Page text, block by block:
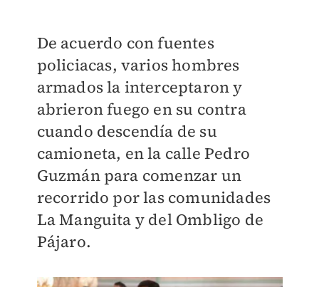
De acuerdo con fuentes
policiacas, varios hombres
armados la interceptaron y
abrieron fuego en su contra
cuando descendía de su
camioneta, en la calle Pedro
Guzmán para comenzar un
recorrido por las comunidades
La Manguita y del Ombligo de
Pájaro.